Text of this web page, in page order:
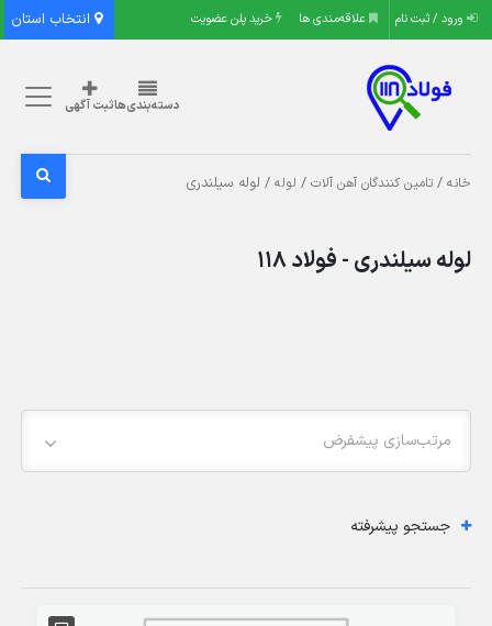
انتخاب استان ورود / ثبت نام علاقه‌مندی ها خرید پلن عضویت
دسته‌بندی‌هاثبت آگهی
خانه /تامین کنندگان آهن آلات / لوله / لوله سیلندری
لوله سیلندری - فولاد 118
مرتب‌سازی پیشفرض
جستجو پیشرفته